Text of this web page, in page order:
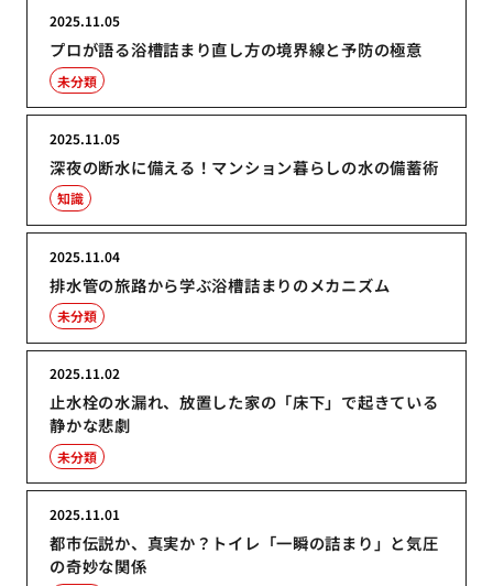
プロが語る浴槽詰まり直し方の境界線と予防の極意
2025.11.05
未分類
深夜の断水に備える！マンション暮らしの水の備蓄術
2025.11.05
知識
排水管の旅路から学ぶ浴槽詰まりのメカニズム
2025.11.04
未分類
止水栓の水漏れ、放置した家の「床下」で起きている
静かな悲劇
2025.11.02
未分類
都市伝説か、真実か？トイレ「一瞬の詰まり」と気圧
の奇妙な関係
2025.11.01